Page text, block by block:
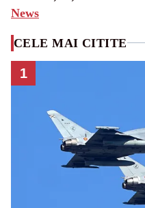
News
CELE MAI CITITE
1